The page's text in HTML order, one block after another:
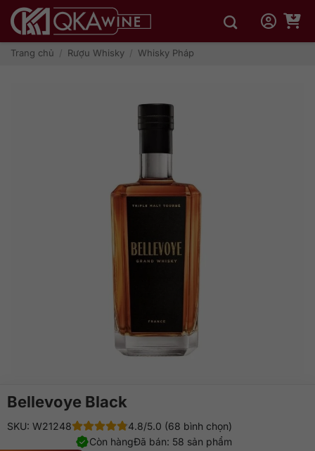
qua
dungTrang chủ / Rượu Whisky / Whisky Pháp
Bellevoye Black
SKU: W21248
4.8/5.0 (68 bình chọn)
Đã bán: 58 sản phẩm
Còn hàng